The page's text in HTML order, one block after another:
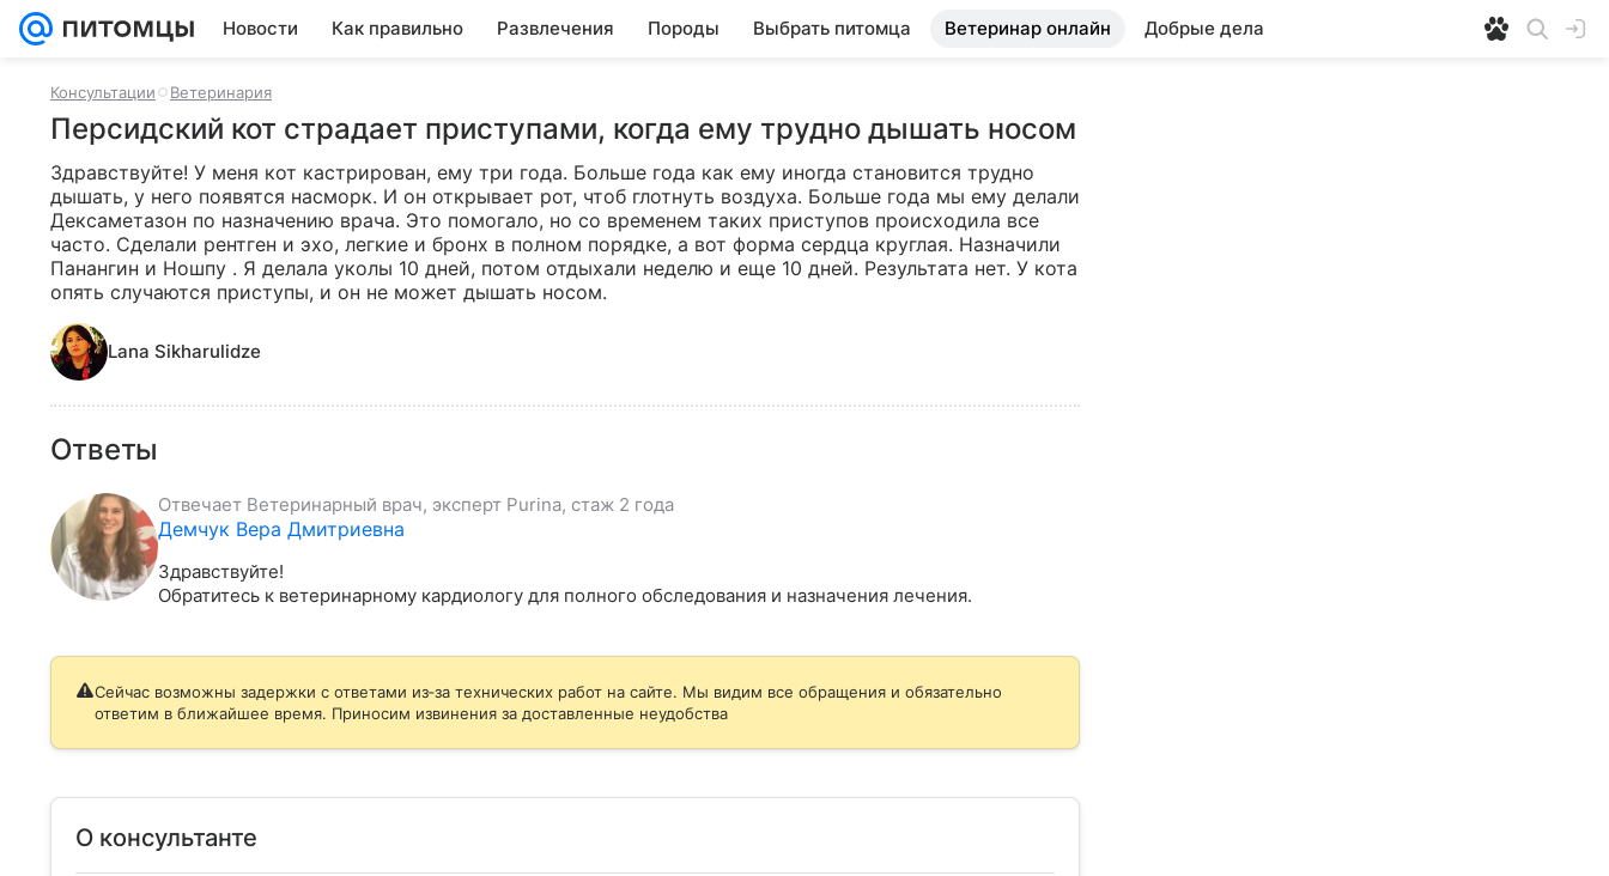
Новости Как правильно Развлечения Породы Выбрать питомца Ветеринар онлайн Добрые дела
Консультации Ветеринария
Персидский кот страдает приступами, когда ему трудно дышать носом
Здравствуйте! У меня кот кастрирован, ему три года. Больше года как ему иногда становится трудно
дышать, у него появятся насморк. И он открывает рот, чтоб глотнуть воздуха. Больше года мы ему делали
Дексаметазон по назначению врача. Это помогало, но со временем таких приступов происходила все
часто. Сделали рентген и эхо, легкие и бронх в полном порядке, а вот форма сердца круглая. Назначили
Панангин и Ношпу . Я делала уколы 10 дней, потом отдыхали неделю и еще 10 дней. Результата нет. У кота
опять случаются приступы, и он не может дышать носом.
Lana Sikharulidze
Ответы
Отвечает Ветеринарный врач, эксперт Purina, стаж 2 года
Демчук Вера Дмитриевна
Здравствуйте!
Обратитесь к ветеринарному кардиологу для полного обследования и назначения лечения.
Сейчас возможны задержки с ответами из‑за технических работ на сайте. Мы видим все обращения и обязательно
ответим в ближайшее время. Приносим извинения за доставленные неудобства
О консультанте